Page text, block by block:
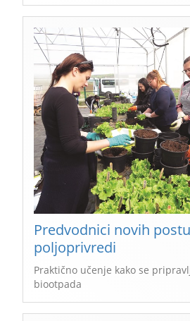
Predvodnici novih
poljoprivredi
Praktično učenje kako se
biootpada